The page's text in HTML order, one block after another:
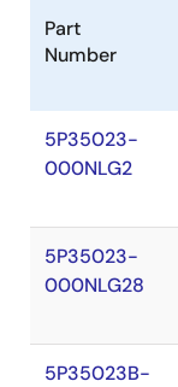
Part
Number
5P35023-
000NLG2
5P35023-
000NLG28
5P35023B-